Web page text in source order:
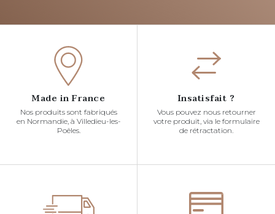
Made in France
Nos produits sont fabriqués
en Normandie, à Villedieu-les-
Poêles.
Insatisfait ?
Vous pouvez nous retourner
votre produit, via le formulaire
de rétractation.